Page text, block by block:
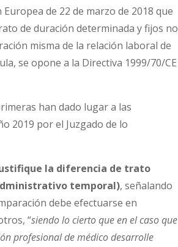
de 22 de marzo de 2018 que
de duración determinada y fijos no
misma de la relación laboral de
se opone a la Directiva 1999/70/CE
han dado lugar a las
2019 por el Juzgado de lo
la diferencia de trato
temporal), señalando
debe efectuarse en
“siendo lo cierto que en el caso que
profesional de médico desarrolle